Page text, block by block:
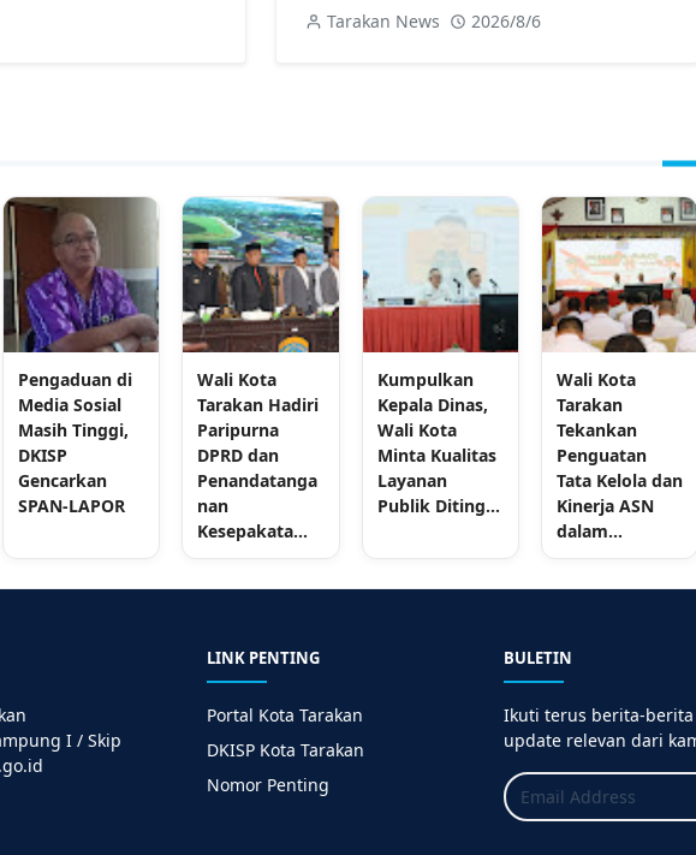
Tarakan News 2026/8/6
Pengaduan di
Media Sosial
Masih Tinggi,
DKISP
Gencarkan
SPAN-LAPOR
Wali Kota
Tarakan Hadiri
Paripurna
DPRD dan
Penandatanga
nan
Kesepakata...
Kumpulkan
Kepala Dinas,
Wali Kota
Minta Kualitas
Layanan
Publik Diting...
Wali Kota
Tarakan
Tekankan
Penguatan
Tata Kelola dan
Kinerja ASN
dalam...
I / Skip
LINK PENTING
Portal Kota Tarakan
DKISP Kota Tarakan
Nomor Penting
BULETIN
Ikuti terus berita-
update relevan dari